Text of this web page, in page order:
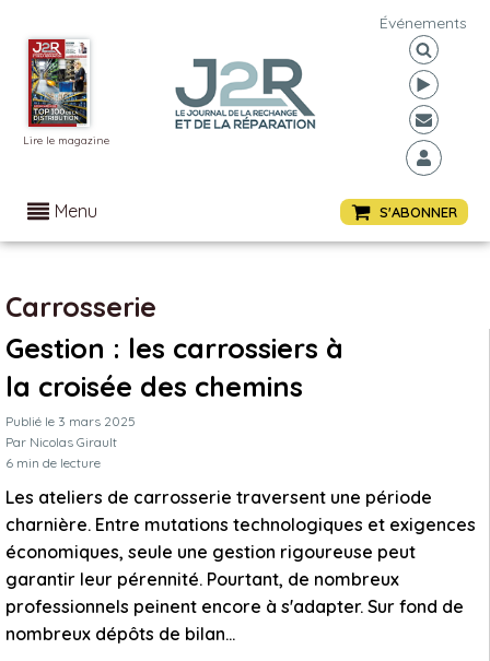
Lire le magazine
Événements
Menu S'ABONNER
Carrosserie
Gestion : les carrossiers à
la croisée des chemins
Publié le 3 mars 2025
Par Nicolas Girault
6 min de lecture
Les ateliers de carrosserie traversent une période
charnière. Entre mutations technologiques et exigences
économiques, seule une gestion rigoureuse peut
garantir leur pérennité. Pourtant, de nombreux
professionnels peinent encore à s'adapter. Sur fond de
nombreux dépôts de bilan…